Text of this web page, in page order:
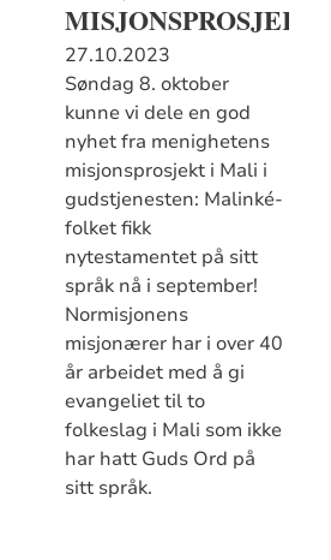
MISJONSPROSJEKT
27.10.2023
Søndag 8. oktober
kunne vi dele en god
nyhet fra menighetens
misjonsprosjekt i Mali i
gudstjenesten: Malinké-
folket fikk
nytestamentet på sitt
språk nå i september!
Normisjonens
misjonærer har i over 40
år arbeidet med å gi
evangeliet til to
folkeslag i Mali som ikke
har hatt Guds Ord på
sitt språk.